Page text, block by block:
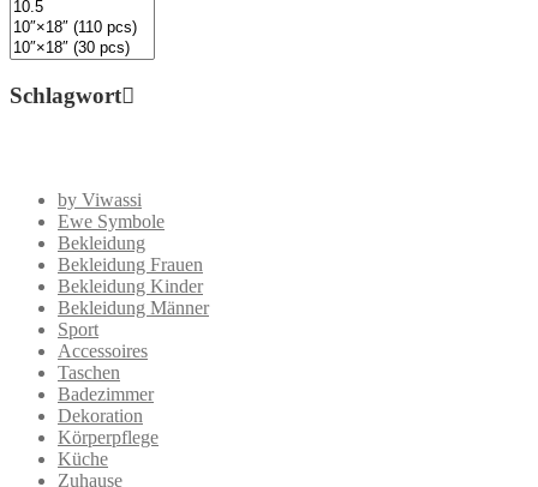
Schlagwort
by Viwassi
Ewe Symbole
Bekleidung
Bekleidung Frauen
Bekleidung Kinder
Bekleidung Männer
Sport
Accessoires
Taschen
Badezimmer
Dekoration
Körperpflege
Küche
Zuhause